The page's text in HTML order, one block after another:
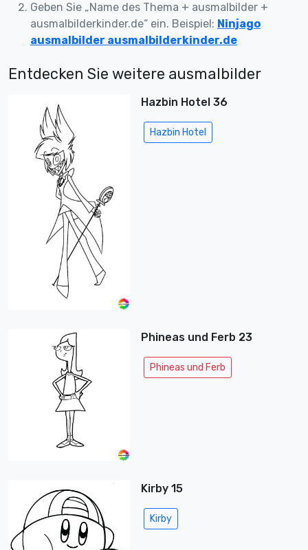
Geben Sie „Name des Thema + ausmalbilder +
ausmalbilderkinder.de“ ein. Beispiel: Ninjago
ausmalbilder ausmalbilderkinder.de
Entdecken Sie weitere ausmalbilder
Hazbin Hotel 36
Hazbin Hotel
Phineas und Ferb 23
Phineas und Ferb
Kirby 15
Kirby